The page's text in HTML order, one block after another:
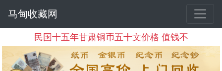
马甸收藏网
民国十五年甘肃铜币五十文价格 值钱不